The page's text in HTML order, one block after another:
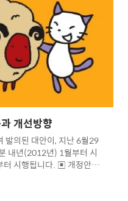
나 긴밀하다. 교사인 내가
안정되어 있지 않다. 거칠고
결핍된 주의력은 아이들의
개선방향
발의된 대안이, 지난 6월29
내년(2012년) 1월부터 시
시행됩니다. ▣ 개정안 발
, 이성헌의원 등 10인, 정
우남의원 등 13인, 김정